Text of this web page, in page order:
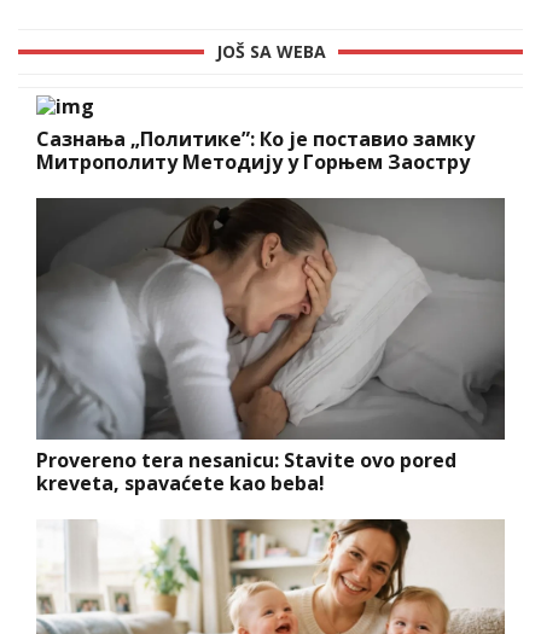
JOŠ SA WEBA
Сазнања „Политике”: Ко је поставио замку
Митрополиту Методију у Горњем Заостру
Provereno tera nesanicu: Stavite ovo pored
kreveta, spavaćete kao beba!